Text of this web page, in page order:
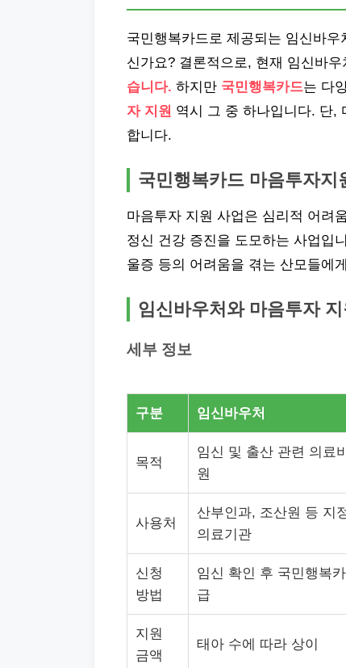
국민행복카드로 제공되는 임신바
신가요? 결론적으로, 현재 임신바우
습니다. 하지만 국민행복카드는 다
자 지원 역시 그 중 하나입니다. 단,
합니다.
국민행복카드 마음투자지
마음투자 지원 사업은 심리적 어려
정신 건강 증진을 도모하는 사업입
울증 등의 어려움을 겪는 산모들에
임신바우처와 마음투자
세부 정보
구분 임신바우처
목적
임신 및 출산 관련 의료
원
사용처
산부인과, 조산원 등 지
의료기관
신청
방법
임신 확인 후 국민행복
급
지원
금액
태아 수에 따라 상이